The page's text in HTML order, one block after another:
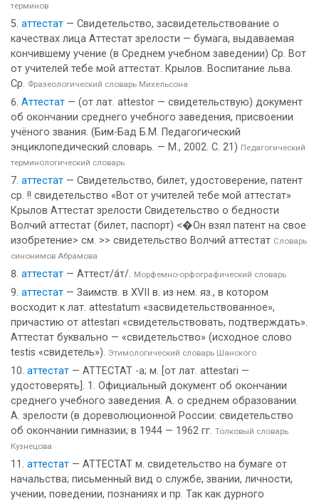
терминов
аттестат — Свидетельство, засвидетельствование о
качествах лица Аттестат зрелости — бумага, выдаваемая
кончившему учение (в Среднем учебном заведении) Ср. Вот
от учителей тебе мой аттестат. Крылов. Воспитание льва.
Ср. Фразеологический словарь Михельсона
Аттестат — (от лат. attestor — свидетельствую) документ
об окончании среднего учебного заведения, присвоении
учёного звания. (Бим-Бад Б.М. Педагогический
энциклопедический словарь. — М., 2002. С. 21) Педагогический
терминологический словарь
аттестат — Свидетельство, билет, удостоверение, патент
ср. !! свидетельство «Вот от учителей тебе мой аттестат»
Крылов Аттестат зрелости Свидетельство о бедности
Волчий аттестат (билет, паспорт) <�Он взял патент на свое
изобретение> см. >> свидетельство Волчий аттестат Словарь
синонимов Абрамова
аттестат — Аттест/а́т/. Морфемно-орфографический словарь
аттестат — Заимств. в XVII в. из нем. яз., в котором
восходит к лат. attestatum «засвидетельствованное»,
причастию от attestari «свидетельствовать, подтверждать».
Аттестат буквально — «свидетельство» (исходное слово
testis «свидетель»). Этимологический словарь Шанского
аттестат — АТТЕСТАТ -а; м. [от лат. attestari —
удостоверять]. 1. Официальный документ об окончании
среднего учебного заведения. А. о среднем образовании.
А. зрелости (в дореволюционной России: свидетельство
об окончании гимназии; в 1944 — 1962 гг. Толковый словарь
Кузнецова
аттестат — АТТЕСТАТ м. свидетельство на бумаге от
начальства; письменный вид о службе, звании, личности,
учении, поведении, познаниях и пр. Так как дурного